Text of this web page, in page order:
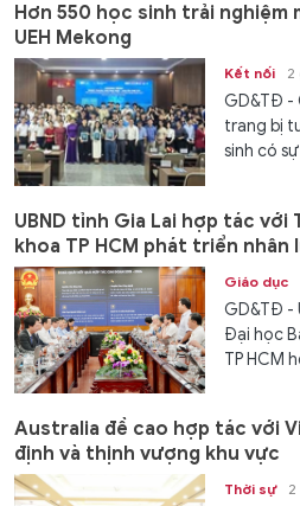
Hơn 550 học sinh trải
UEH Mekong
Kết nối 2
GD&TĐ -
trang bị
sinh có
UBND tỉnh Gia Lai hợp tác với
khoa TP HCM phát triển nhân
Giáo dục
GD&TĐ -
Đại học
TP HCM
Australia đề cao hợp tác với
định và thịnh vượng khu vực
Thời sự